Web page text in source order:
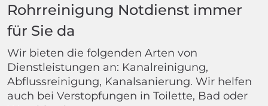
Rohrreinigung Notdienst immer
für Sie da
Wir bieten die folgenden Arten von
Dienstleistungen an: Kanalreinigung,
Abflussreinigung, Kanalsanierung. Wir helfen
auch bei Verstopfungen in Toilette, Bad oder